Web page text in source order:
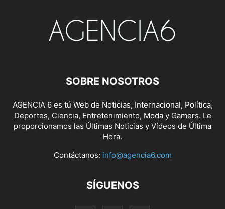
SOBRE NOSOTROS
AGENCIA 6 es tú Web de Noticias, Internacional, Política,
Deportes, Ciencia, Entretenimiento, Moda y Gamers. Le
proporcionamos las Últimas Noticias y Vídeos de Última
Hora.
Contáctanos: info@agencia6.com
SÍGUENOS